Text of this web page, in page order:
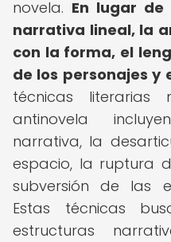
novela. En lugar
narrativa lineal, la
con la forma, el
de los personajes y
técnicas
antinovela
narrativa, la
espacio, la ruptura
subversión de las
Estas técnicas
estructuras